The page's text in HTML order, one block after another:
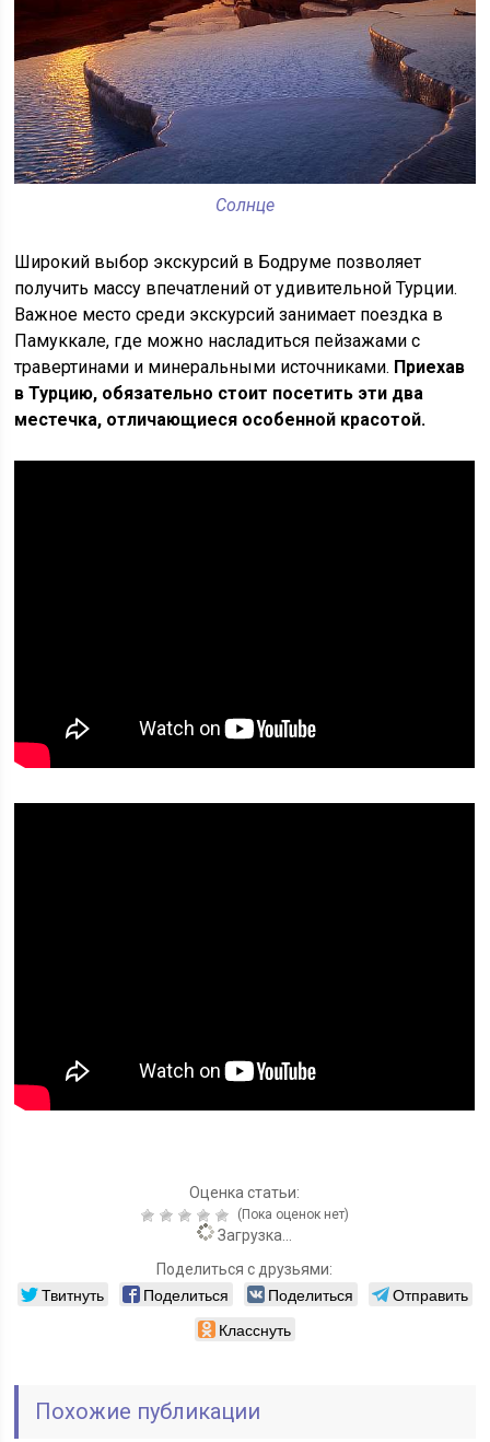
Солнце
Широкий выбор экскурсий в Бодруме позволяет
получить массу впечатлений от удивительной Турции.
Важное место среди экскурсий занимает поездка в
Памуккале, где можно насладиться пейзажами с
травертинами и минеральными источниками. Приехав
в Турцию, обязательно стоит посетить эти два
местечка, отличающиеся особенной красотой.
Оценка статьи:
(Пока оценок нет)
Загрузка...
Поделиться с друзьями:
Твитнуть Поделиться Поделиться
Отправить
Класснуть
Похожие публикации